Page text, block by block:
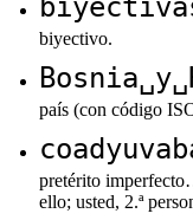
biyectivo.
país (con código
pretérito
ello; usted, 2.ª